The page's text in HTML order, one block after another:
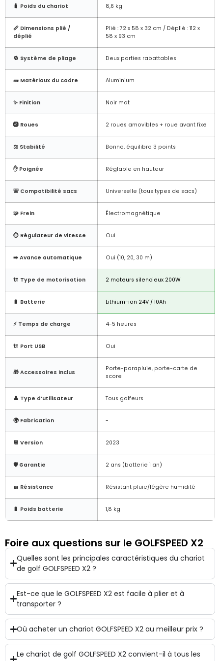
🧳 Poids du chariot 8,6 kg
📏 Dimensions plié /
déplié
Plié : 72 x 58 x 32 cm / Déplié : 112 x
58 x 93 cm
🔁 Système de pliage Deux parties rabattables
🧱 Matériaux du cadre Aluminium
✨ Finition Noir mat
🛞 Roues 2 roues amovibles + roue avant fixe
⚖️ Stabilité Bonne, équilibre 3 points
✋ Poignée Réglable en hauteur
🎒 Compatibilité sacs Universelle (tous types de sacs)
🧩 Frein Électromagnétique
⏱️ Régulateur de vitesse Oui
➡️ Avance automatique Oui (10, 20, 30 m)
🔌 Type de motorisation 2 moteurs silencieux 200W
🔋 Batterie Lithium-ion 24V / 10Ah
⚡ Temps de charge 4-5 heures
🔌 Port USB Oui
🎁 Accessoires inclus
Porte-parapluie, porte-carte de
score
👤 Type d’utilisateur Tous golfeurs
🌍 Fabrication -
📆 Version 2023
🛡️ Garantie 2 ans (batterie 1 an)
🧽 Résistance Résistant pluie/légère humidité
🔋 Poids batterie 1,8 kg
Foire aux questions sur le GOLFSPEED X2
Quelles sont les principales caractéristiques du chariot
de golf GOLFSPEED X2 ?
Est-ce que le GOLFSPEED X2 est facile à plier et à
transporter ?
Où acheter un chariot GOLFSPEED X2 au meilleur prix ?
Le chariot de golf GOLFSPEED X2 convient-il à tous les